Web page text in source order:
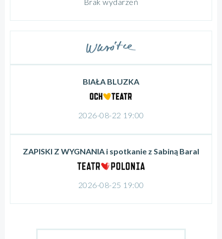
BIAŁA BLUZKA
2026-08-22 19:00
ZAPISKI Z WYGNANIA i spotkanie z Sabiną Baral
2026-08-25 19:00